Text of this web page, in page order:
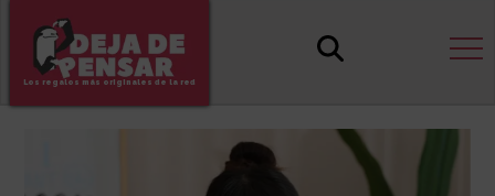
Los regalos más originales de la red